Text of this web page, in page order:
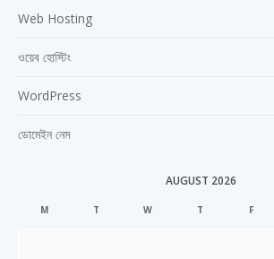
Web Hosting
ওয়েব হোস্টিং
WordPress
ডোমেইন নেম
AUGUST 2026
M T W T F